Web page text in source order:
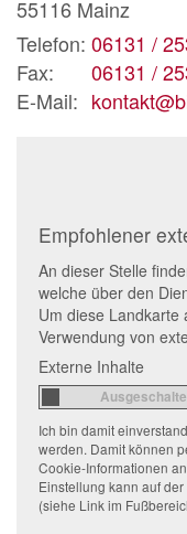
55116 Mainz
Telefon: 06131 /
Fax:
06131 /
E-Mail:
Empfohlener
An dieser Stelle
welche über den
Um diese Landkarte
Verwendung von
Externe Inhalte
Ich bin damit
werden. Damit können
Cookie-Informationen
Einstellung kann auf
(siehe Link im